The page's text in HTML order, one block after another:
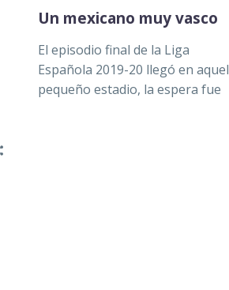
Un mexicano muy vasco
El episodio final de la Liga
Española 2019-20 llegó en aquel
pequeño estadio, la espera fue